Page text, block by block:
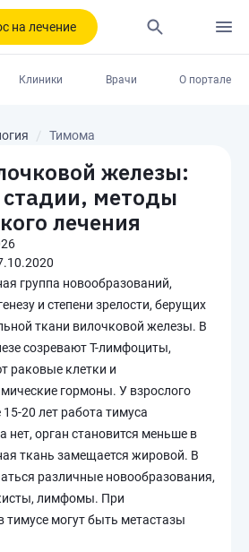
на лечение
Клиники Врачи О портале
Тимома
железы:
методы
лечения
группа новообразований,
и степени зрелости, берущих
ткани вилочковой железы. В
созревают Т-лимфоциты,
раковые клетки и
гормоны. У взрослого
20 лет работа тимуса
нет, орган становится меньше в
ткань замещается жировой. В
различные новообразования,
лимфомы. При
тимусе могут быть метастазы